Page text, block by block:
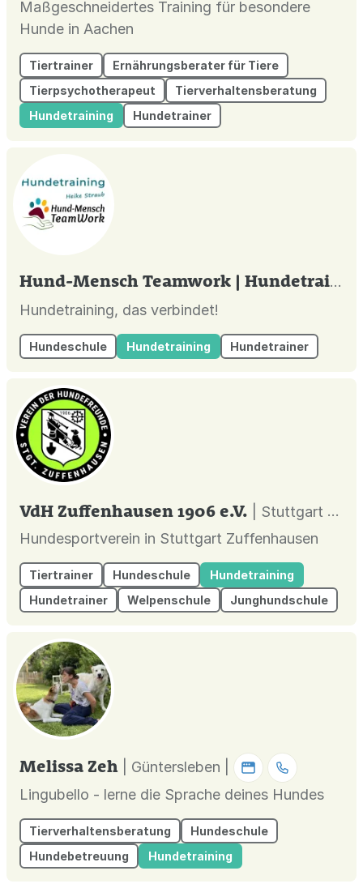
Maßgeschneidertes Training für besondere
Hunde in Aachen
Tiertrainer
Ernährungsberater für Tiere
Tierpsychotherapeut
Tierverhaltensberatung
Hundetraining
Hundetrainer
Hund-Mensch Teamwork | Hundetraining Heike Straub
Hundetraining, das verbindet!
Hundeschule Hundetraining Hundetrainer
VdH Zuffenhausen 1906 e.V.
| Stuttgart |
Hundesportverein in Stuttgart Zuffenhausen
Tiertrainer Hundeschule
Hundetraining
Hundetrainer
Welpenschule Junghundschule
Melissa Zeh
| Güntersleben |
Lingubello - lerne die Sprache deines Hundes
Tierverhaltensberatung
Hundeschule
Hundebetreuung
Hundetraining